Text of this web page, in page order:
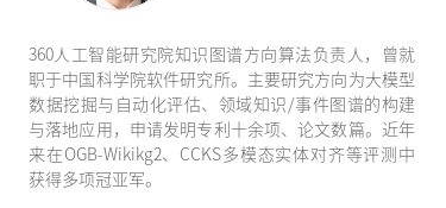
360人工智能研究院知识图谱方向算法负责人，曾就
职于中国科学院软件研究所。主要研究方向为大模型
数据挖掘与自动化评估、领域知识/事件图谱的构建
与落地应用，申请发明专利十余项、论文数篇。近年
来在OGB-Wikikg2、CCKS多模态实体对齐等评测中
获得多项冠亚军。